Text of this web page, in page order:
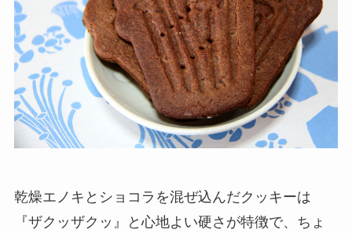
乾燥エノキとショコラを混ぜ込んだクッキーは
『ザクッザクッ』と心地よい硬さが特徴で、ちょ